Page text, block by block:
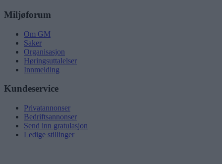
Miljøforum
Om GM
Saker
Organisasjon
Høringsuttalelser
Innmelding
Kundeservice
Privatannonser
Bedriftsannonser
Send inn gratulasjon
Ledige stillinger